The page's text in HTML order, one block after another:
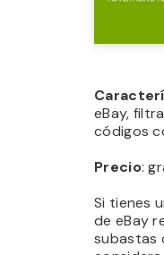
eBay,
códigos
Precio:
Si tienes
de eBay
subastas